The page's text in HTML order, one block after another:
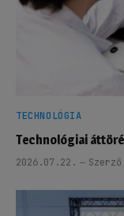
TECHNOLÓGIA
Technológiai
2026.07.22.